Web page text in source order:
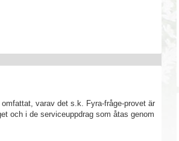
varav det s.k. Fyra-fråge-provet är
och i de serviceuppdrag som åtas genom